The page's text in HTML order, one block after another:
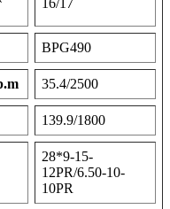
16/17
BPG490
35.4/2500
139.9/1800
28*9-15-
12PR/6.50-10-
10PR